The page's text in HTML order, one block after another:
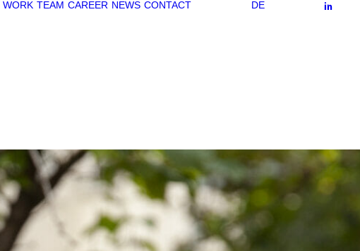
WORK TEAM CAREER NEWS CONTACT DE